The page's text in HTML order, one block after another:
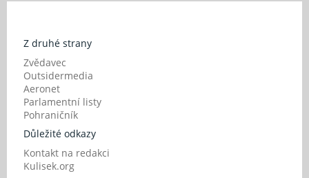
Z druhé strany
Zvědavec
Outsidermedia
Aeronet
Parlamentní listy
Pohraničník
Důležité odkazy
Kontakt na redakci
Kulisek.org